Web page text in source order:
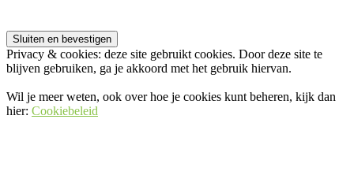
Privacy & cookies: deze site gebruikt cookies. Door deze site te
blijven gebruiken, ga je akkoord met het gebruik hiervan.
Wil je meer weten, ook over hoe je cookies kunt beheren, kijk dan
hier: Cookiebeleid